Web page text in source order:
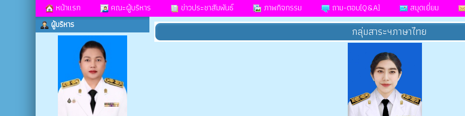
หน้าแรก คณะผู้บริหาร ข่าวประชาสัมพันธ์ ภาพกิจกรรม ถาม-ตอบ[Q&A] สมุดเยี่ยม
ผู้บริหาร กลุ่มสาระฯภาษาไทย